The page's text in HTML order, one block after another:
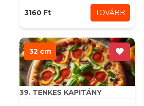
3160 Ft TOVÁBB
32 cm
39. TENKES KAPITÁNY